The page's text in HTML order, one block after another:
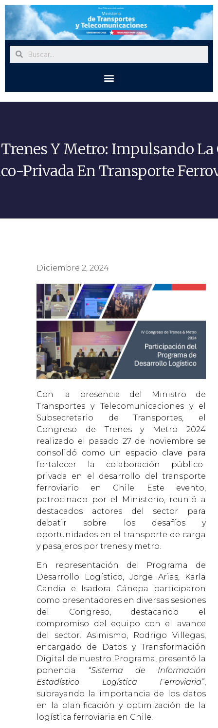
Y Metro: Impulsando
Privada En Transporte
Diciembre 2, 2024
Con la presencia del Ministro de
Transportes y Telecomunicaciones y el
Subsecretario de Transportes, el
Congreso de Trenes y Metro 2024
realizado el pasado 27 de noviembre se
consolidó como un espacio clave para
fortalecer la colaboración público-
privada en el desarrollo del transporte
ferroviario en Chile. Este evento,
patrocinado por el Ministerio, reunió a
destacados actores del sector para
debatir sobre los desafíos y
oportunidades en el transporte de carga
y pasajeros por trenes y metro.
En representación del Programa de
Desarrollo Logístico, Jorge Arias, Karla
Candia e Isadora Cánepa participaron
como presentadores en diversas sesiones
del Congreso, destacando el
compromiso del equipo con el avance
del sector. Asimismo, Rodrigo Villegas,
encargado de Datos y Transformación
Digital de nuestro Programa, presentó la
ponencia
“Sistema de Información
Estadístico Logística Ferroviaria”
subrayando la importancia de los datos
en la planificación y optimización de la
logística ferroviaria en Chile.